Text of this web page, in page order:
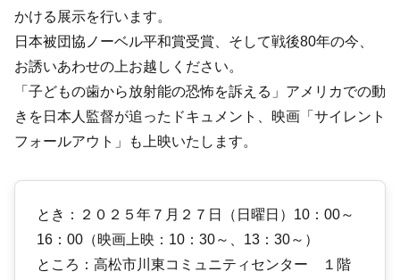
かける展示を行います。
日本被団協ノーベル平和賞受賞、そして戦後80年の今、
お誘いあわせの上お越しください。
「子どもの歯から放射能の恐怖を訴える」アメリカでの動
きを日本人監督が追ったドキュメント、映画「サイレント
フォールアウト」も上映いたします。
とき：２０２５年７月２７日（日曜日）10：00～
16：00（映画上映：10：30～、13：30～）
ところ：高松市川東コミュニティセンター １階